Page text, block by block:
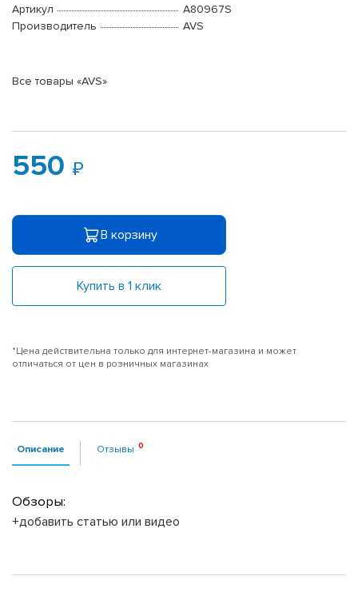
Артикул
A80967S
Производитель
AVS
Все товары «AVS»
550
В корзину
Купить в 1 клик
*Цена действительна только для интернет-магазина и может
отличаться от цен в розничных магазинах
Описание Отзывы
Обзоры:
+добавить статью или видео